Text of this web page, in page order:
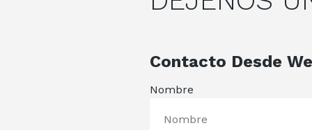
Contacto Desde
Nombre